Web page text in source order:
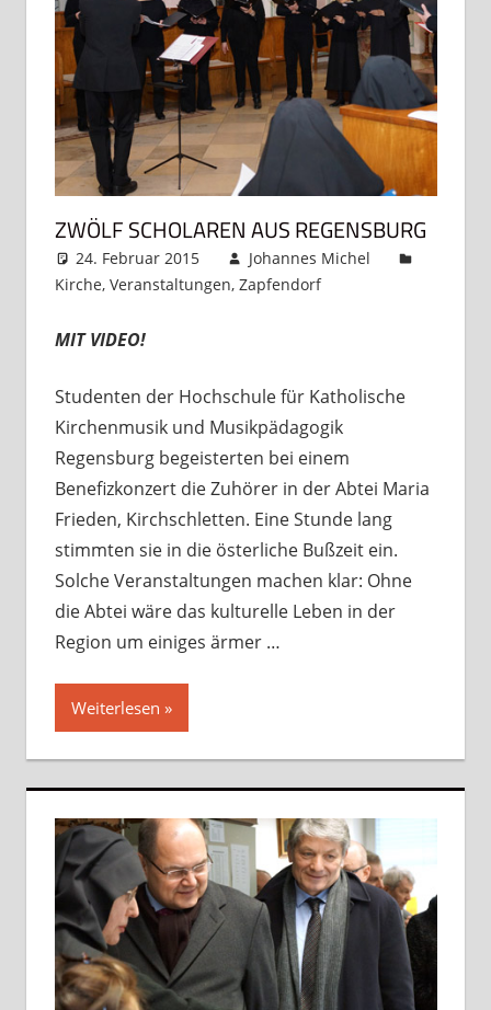
ZWÖLF SCHOLAREN AUS REGENSBURG
24. Februar 2015
Johannes Michel
Kirche, Veranstaltungen, Zapfendorf
MIT VIDEO!
Studenten der Hochschule für Katholische
Kirchenmusik und Musikpädagogik
Regensburg begeisterten bei einem
Benefizkonzert die Zuhörer in der Abtei Maria
Frieden, Kirchschletten. Eine Stunde lang
stimmten sie in die österliche Bußzeit ein.
Solche Veranstaltungen machen klar: Ohne
die Abtei wäre das kulturelle Leben in der
Region um einiges ärmer …
Weiterlesen